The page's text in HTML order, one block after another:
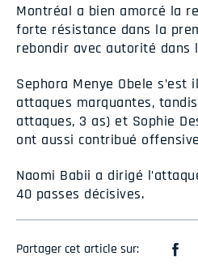
Montréal a bien amorcé la
forte résistance dans la
rebondir avec autorité dans
Sephora Menye Obele s’est
attaques marquantes,
attaques, 3 as) et Sophie
ont aussi contribué
Naomi Babii a dirigé
40 passes décisives.
Partager cet article sur: